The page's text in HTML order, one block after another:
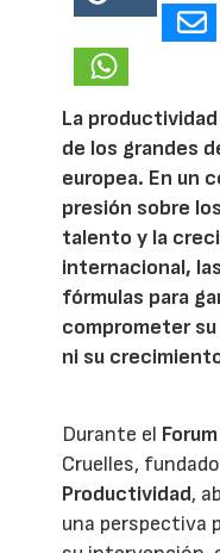
18866
La
de los grandes
europea. En un
presión sobre
talento y la
internacional,
fórmulas para
comprometer
ni su
Durante el
Cruelles,
Productividad,
una perspectiva